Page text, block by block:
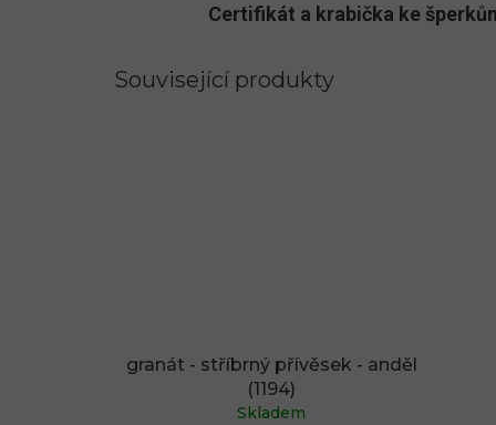
Certifikát a krabička ke
Související produkty
granát - stříbrný přívěsek - anděl
(1194)
Skladem